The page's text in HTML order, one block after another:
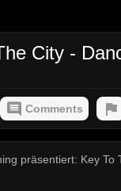
City -
Comments
präsentiert: Key